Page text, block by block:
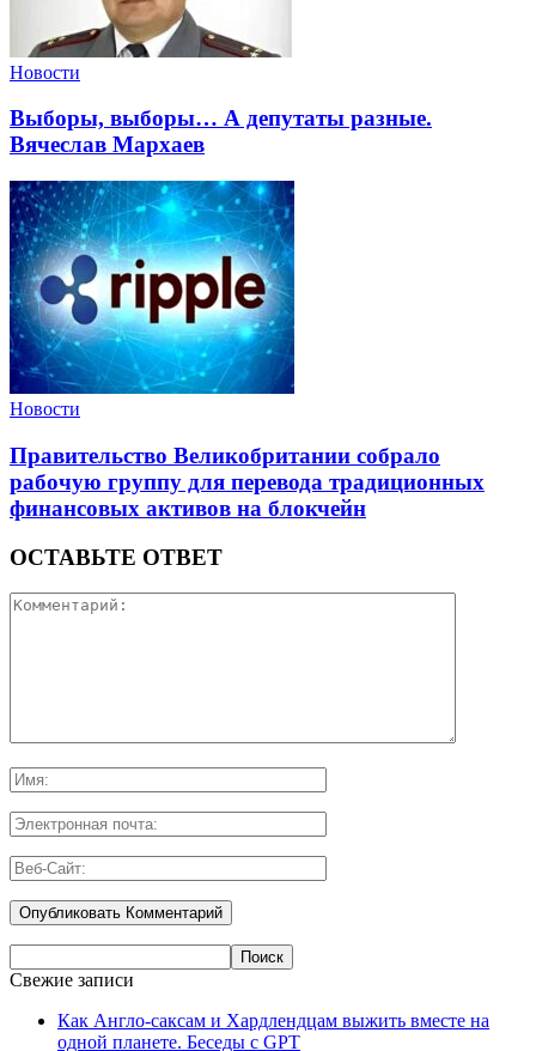
Новости
Выборы, выборы… А депутаты разные.
Вячеслав Мархаев
Новости
Правительство Великобритании собрало
рабочую группу для перевода традиционных
финансовых активов на блокчейн
ОСТАВЬТЕ ОТВЕТ
Свежие записи
Как Англо-саксам и Хардлендцам выжить вместе на
одной планете. Беседы с GPT